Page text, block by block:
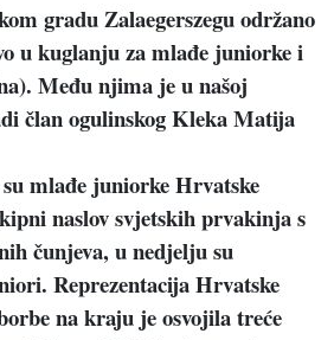
Zalaegerszegu održano
u kuglanju za mlađe juniorke i
Među njima je u našoj
član ogulinskog Kleka Matija
juniorke Hrvatske
naslov svjetskih prvakinja s
čunjeva, u nedjelju su
Reprezentacija Hrvatske
na kraju je osvojila treće